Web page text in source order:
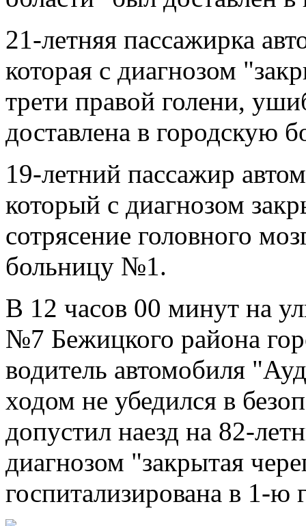
21-летняя пассажирка
которая с диагнозом
трети правой голени,
доставлена в городскую
19-летний пассажир
который с диагнозом
сотрясение головного
больницу №1.
В 12 часов 00 минут на
№7 Бежицкого района
водитель автомобиля
ходом не убедился в
допустил наезд на 82-
диагнозом "закрытая
госпитализирована в 1-ю